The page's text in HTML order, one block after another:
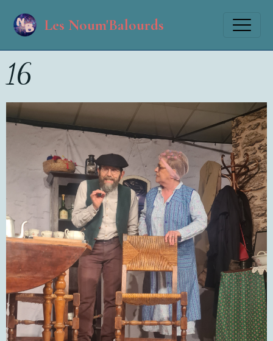
Les Noum'Balourds
16